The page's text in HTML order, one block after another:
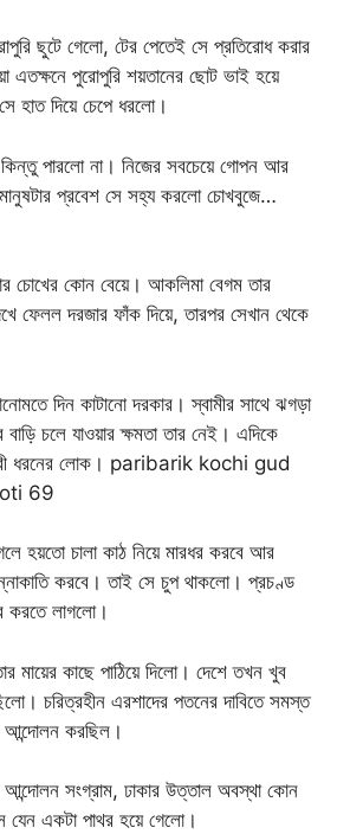
ছুটে গেলো, টের পেতেই সে প্রতিরোধ করার
এতক্ষনে পুরোপুরি শয়তানের ছোট ভাই হয়ে
হাত দিয়ে চেপে ধরলো।
কিন্তু পারলো না। নিজের সবচেয়ে গোপন আর
মানুষটার প্রবেশ সে সহ্য করলো চোখবুজে…
চোখের কোন বেয়ে। আকলিমা বেগম তার
ফেলল দরজার ফাঁক দিয়ে, তারপর সেখান থেকে
দিন কাটানো দরকার। স্বামীর সাথে ঝগড়া
বাড়ি চলে যাওয়ার ক্ষমতা তার নেই। এদিকে
ধরনের লোক। paribarik kochi gud
69
হয়তো চালা কাঠ নিয়ে মারধর করবে আর
করবে। তাই সে চুপ থাকলো। প্রচণ্ড
করতে লাগলো।
মায়ের কাছে পাঠিয়ে দিলো। দেশে তখন খুব
চরিত্রহীন এরশাদের পতনের দাবিতে সমস্ত
করছিল।
সংগ্রাম, ঢাকার উত্তাল অবস্থা কোন
একটা পাথর হয়ে গেলো।